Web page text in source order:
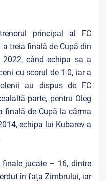
principal al FC
treia finală de Cupă din
când echipa sa a
cu scorul de 1-0, iar a
au dispus de FC
parte, pentru Oleg
finală de Cupă la cârma
echipa lui Kubarev a
jucate – 16, dintre
în fața Zimbrului, iar